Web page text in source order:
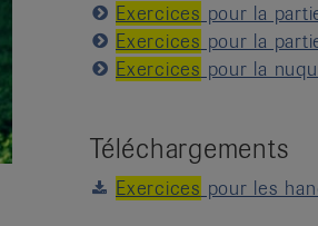
Exercices pour la
Exercices pour la
Exercices pour la
Téléchargements
Exercices pour les